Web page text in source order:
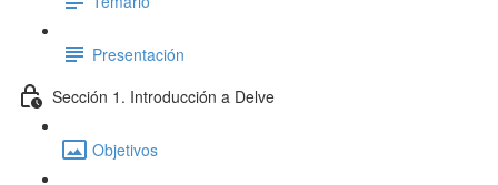
Presentación
Sección 1. Introducción a Delve
Objetivos